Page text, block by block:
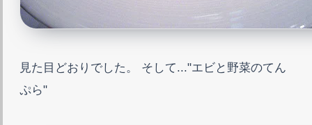
見た目どおりでした。 そして..."エビと野菜のてん
ぷら"